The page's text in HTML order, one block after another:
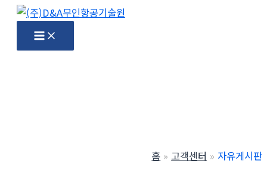
Main
Menu
홈 고객센터 자유게시판